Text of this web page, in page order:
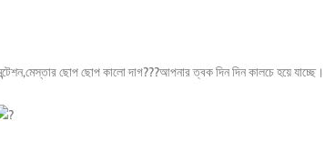
ছোপ ছোপ কালো দাগ???আপনার ত্বক দিন দিন কালচে হয়ে যাচ্ছে।